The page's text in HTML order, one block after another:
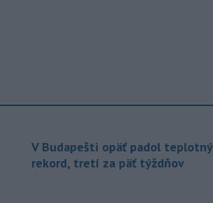
V Budapešti opäť padol teplotný
rekord, tretí za päť týždňov